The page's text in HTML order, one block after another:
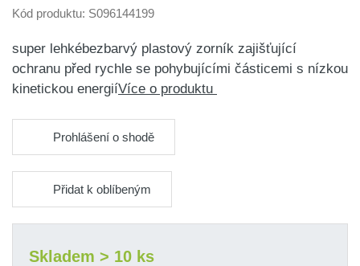
Kód produktu: S096144199
super lehkébezbarvý plastový zorník zajišťující
ochranu před rychle se pohybujícími částicemi s nízkou
kinetickou energiíVíce o produktu
Prohlášení o shodě
Přidat k oblíbeným
Skladem > 10 ks